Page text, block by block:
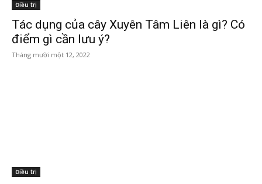
Điều trị
Tác dụng của cây Xuyên Tâm Liên là gì? Có
điểm gì cần lưu ý?
Tháng mười một 12, 2022
Điều trị